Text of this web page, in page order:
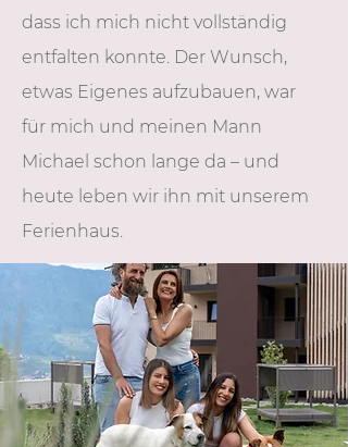
dass ich mich nicht vollständig
entfalten konnte. Der Wunsch,
etwas Eigenes aufzubauen, war
für mich und meinen Mann
Michael schon lange da – und
heute leben wir ihn mit unserem
Ferienhaus.